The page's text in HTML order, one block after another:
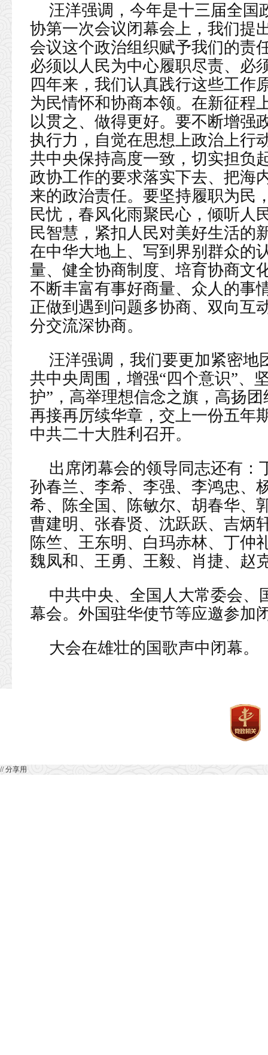
汪洋强调，今年是十三届全国
协第一次会议闭幕会上，我们提
会议这个政治组织赋予我们的责
必须以人民为中心履职尽责、必
四年来，我们认真践行这些工作
为民情怀和协商本领。在新征程
以贯之、做得更好。要不断增强
执行力，自觉在思想上政治上行
共中央保持高度一致，切实担负
政协工作的要求落实下去、把海
来的政治责任。要坚持履职为民
民忧，春风化雨聚民心，倾听人
民智慧，紧扣人民对美好生活的
在中华大地上、写到界别群众的
量、健全协商制度、培育协商文
不断丰富有事好商量、众人的事
正做到遇到问题多协商、双向互
分交流深协商。
汪洋强调，我们要更加紧密地
共中央周围，增强“四个意识”、
护”，高举理想信念之旗，高扬
再接再厉续华章，交上一份五年
中共二十大胜利召开。
出席闭幕会的领导同志还有：
孙春兰、李希、李强、李鸿忠、
希、陈全国、陈敏尔、胡春华、
曹建明、张春贤、沈跃跃、吉炳
陈竺、王东明、白玛赤林、丁仲
魏凤和、王勇、王毅、肖捷、赵
中共中央、全国人大常委会、
幕会。外国驻华使节等应邀参加
大会在雄壮的国歌声中闭幕。
// 分享用